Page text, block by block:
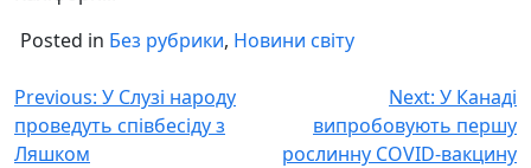
Posted in Без рубрики, Новини світу
Навігація
записів
Previous: У Слузі народу
проведуть співбесіду з
Ляшком
Next: У Канаді
випробовують першу
рослинну COVID-вакцину